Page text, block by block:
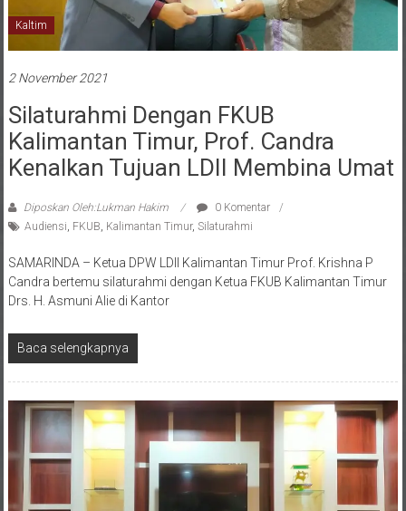
Kaltim
2 November 2021
Silaturahmi Dengan FKUB
Kalimantan Timur, Prof. Candra
Kenalkan Tujuan LDII Membina Umat
Diposkan Oleh:Lukman Hakim
0 Komentar
Audiensi FKUB Kalimantan Timur, Silaturahmi
SAMARINDA – Ketua DPW LDII Kalimantan Timur Prof. Krishna P
Candra bertemu silaturahmi dengan Ketua FKUB Kalimantan Timur
Drs. H. Asmuni Alie di Kantor
Baca selengkapnya